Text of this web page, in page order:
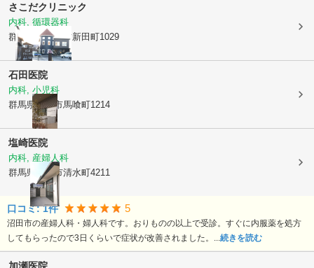
さこだクリニック
内科, 循環器科
群馬県沼田市坊新田町1029
石田医院
内科, 小児科
群馬県沼田市馬喰町1214
塩崎医院
内科, 産婦人科
群馬県沼田市清水町4211
口コミ:1件 5
沼田市の産婦人科・婦人科です。おりものの以上で受診。すぐに内服薬を処方
してもらったので3日くらいで症状が改善されました。...続きを読む